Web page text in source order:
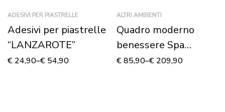
ADESIVI PER PIASTRELLE
Adesivi per piastrelle
“LANZAROTE”
€ 24,90–€ 54,90
ALTRI AMBIENTI
Quadro moderno
benessere Spa
“PETALI DI LILIUM SU
€85,90–€ 209,90